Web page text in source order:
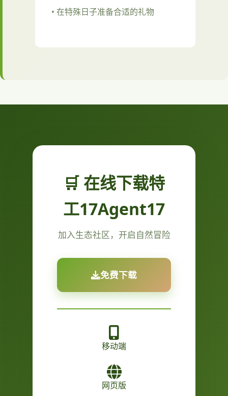
• 在特殊日子准备合适的礼物
🛒 在线下载特
工17Agent17
加入生态社区，开启自然冒险
免费下载
移动端
网页版